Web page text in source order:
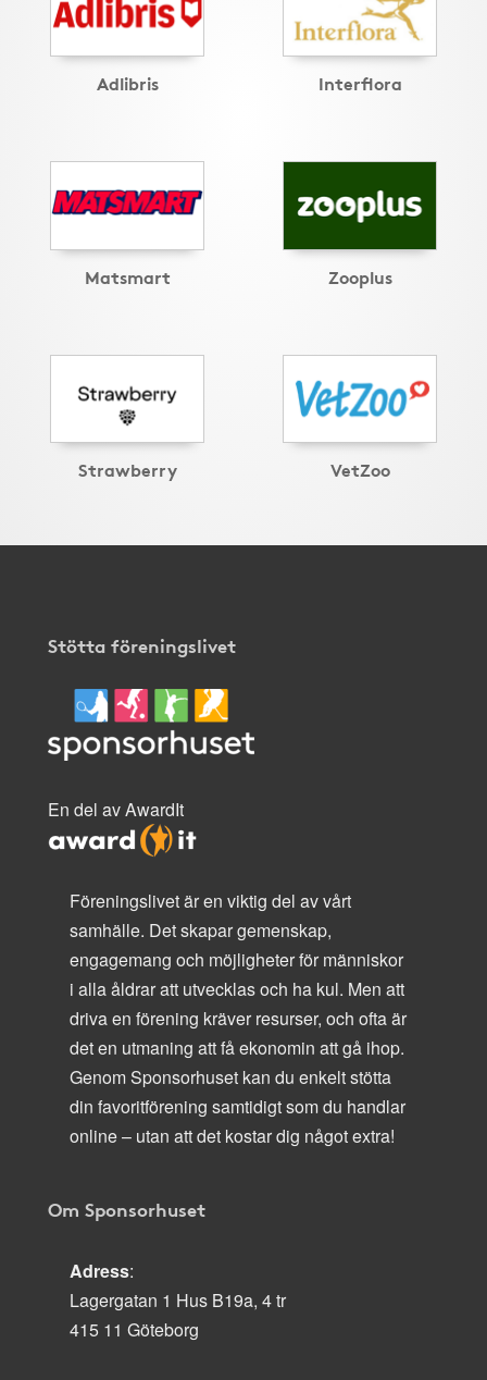
Adlibris Interflora
Matsmart Zooplus
Strawberry VetZoo
Stötta föreningslivet
En del av AwardIt
Föreningslivet är en viktig del av vårt
samhälle. Det skapar gemenskap,
engagemang och möjligheter för människor
i alla åldrar att utvecklas och ha kul. Men att
driva en förening kräver resurser, och ofta är
det en utmaning att få ekonomin att gå ihop.
Genom Sponsorhuset kan du enkelt stötta
din favoritförening samtidigt som du handlar
online – utan att det kostar dig något extra!
Om Sponsorhuset
Adress:
Lagergatan 1 Hus B19a, 4 tr
415 11 Göteborg